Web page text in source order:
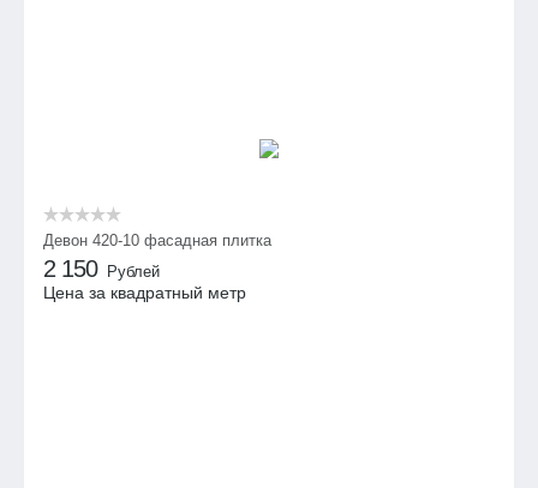
Девон 420-10 фасадная плитка
2 150 Рублей
Цена за квадратный метр